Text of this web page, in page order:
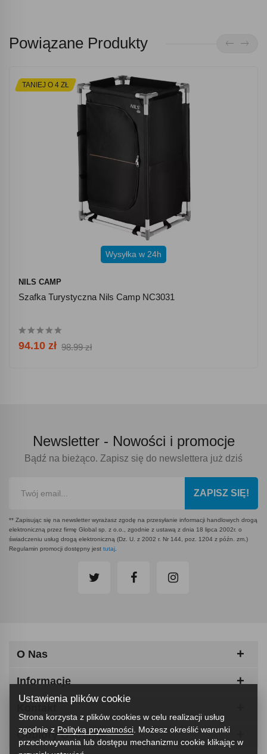
Powiązane Produkty
TANIEJ O 4 ZŁ
Wysyłka w 24h
NILS CAMP
Szafka Turystyczna Nils Camp NC3031
94.10 zł 98.99 zł
Newsletter - Nowości i promocje
Bądź na bieżąco. Zapisz się do newslettera już dziś
ZAPISZ SIĘ!
** Zapisując się na newsletter wyrażasz zgodę na przesyłanie informacji handlowych drogą
elektroniczną przez firmę Global sp. z o.o., zgodnie z ustawą z dnia 18 lipca 2002r. o
świadczeniu usług drogą elektroniczną (Dz. U. z 2002 r. Nr 144, poz. 1204 z późn. zm.)
Regulamin promocji dostępny jest tutaj.
O Nas
Informacje
Odbiory Osobiste
Ustawienia plików cookie
Strona korzysta z plików cookies w celu realizacji usług
zgodnie z Polityką prywatności . Możesz określić warunki
przechowywania lub dostępu mechanizmu cookie klikając w